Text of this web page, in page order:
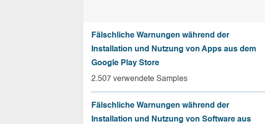
Fälschliche Warnungen während der
Installation und Nutzung von Apps aus dem
Google Play Store
2.507 verwendete Samples
Fälschliche Warnungen während der
Installation und Nutzung von Software aus